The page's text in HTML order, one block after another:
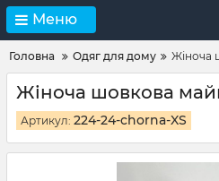
Меню
Головна Одяг для дому Жіноча
Жіноча шовкова
Артикул: 224-24-chorna-XS